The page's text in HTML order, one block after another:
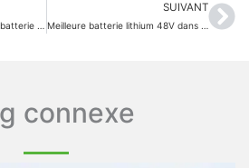
Comment choisir la bonne batterie pour les robots ?
SUIVANT
Meilleure batterie lithium 48V dans les packs de batteries 48V certifiés 2025-UL
connexe